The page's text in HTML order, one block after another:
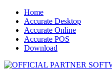
Home
Accurate Desktop
Accurate Online
Accurate POS
Download